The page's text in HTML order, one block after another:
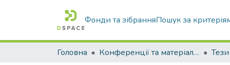
Фонди та зібранняПошук за
Головна Конференції та матеріали конференцій